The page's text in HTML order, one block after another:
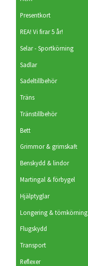
Presentkort
REA! Vi firar 5 år!
Selar - Sportkörning
Sadlar
Sadeltillbehör
Träns
Tränstillbehör
Bett
Grimmor & grimskaft
Benskydd & lindor
Martingal & förbygel
Hjälptyglar
Longering & tömkörning
Flugskydd
Transport
Reflexer